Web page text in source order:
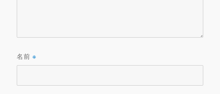
名前※